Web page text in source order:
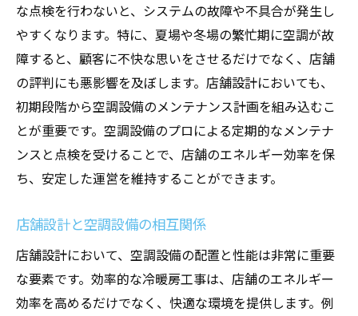
な点検を行わないと、システムの故障や不具合が発生し
やすくなります。特に、夏場や冬場の繁忙期に空調が故
障すると、顧客に不快な思いをさせるだけでなく、店舗
の評判にも悪影響を及ぼします。店舗設計においても、
初期段階から空調設備のメンテナンス計画を組み込むこ
とが重要です。空調設備のプロによる定期的なメンテナ
ンスと点検を受けることで、店舗のエネルギー効率を保
ち、安定した運営を維持することができます。
店舗設計と空調設備の相互関係
店舗設計において、空調設備の配置と性能は非常に重要
な要素です。効率的な冷暖房工事は、店舗のエネルギー
効率を高めるだけでなく、快適な環境を提供します。例